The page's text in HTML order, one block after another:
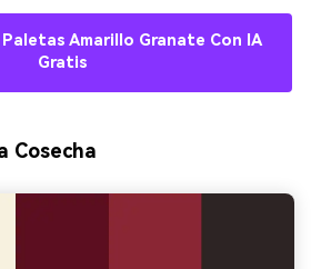
Amarillo Granate Con IA
Gratis
Cosecha